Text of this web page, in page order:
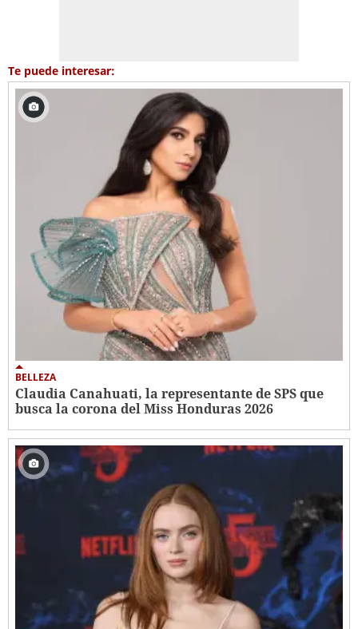
Te puede interesar:
BELLEZA
Claudia Canahuati, la representante de SPS que
busca la corona del Miss Honduras 2026